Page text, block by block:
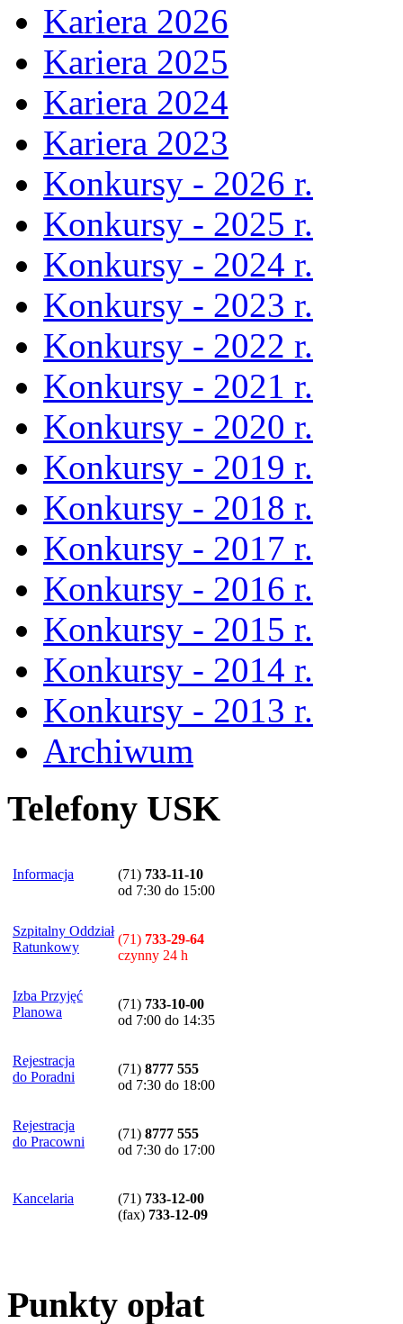
Kariera 2026
Kariera 2025
Kariera 2024
Kariera 2023
Konkursy - 2026 r.
Konkursy - 2025 r.
Konkursy - 2024 r.
Konkursy - 2023 r.
Konkursy - 2022 r.
Konkursy - 2021 r.
Konkursy - 2020 r.
Konkursy - 2019 r.
Konkursy - 2018 r.
Konkursy - 2017 r.
Konkursy - 2016 r.
Konkursy - 2015 r.
Konkursy - 2014 r.
Konkursy - 2013 r.
Archiwum
Telefony USK
Informacja (71) 733-11-10
od 7:30 do 15:00
Szpitalny Oddział
Ratunkowy
(71) 733-29-64
czynny 24 h
Izba Przyjęć
Planowa
(71) 733-10-00
od 7:00 do 14:35
Rejestracja
do Poradni
(71) 8777 555
od 7:30 do 18:00
Rejestracja
do Pracowni
(71) 8777 555
od 7:30 do 17:00
Kancelaria (71) 733-12-00
(fax) 733-12-09
Punkty opłat